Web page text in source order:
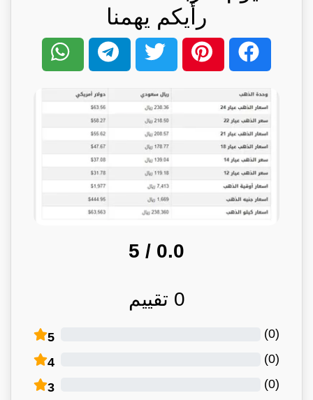
رأيكم يهمنا
0.0
/ 5
0 تقييم
5 (
0
)
4 (
0
)
3 (
0
)